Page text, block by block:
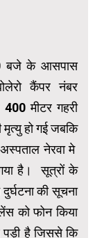
बजे के आसपास
कैंपर नंबर
मीटर गहरी
हो गई जबकि
नेरवा मे
है। सूत्रों के
की सूचना
को फोन किया
पड़ी है जिससे कि